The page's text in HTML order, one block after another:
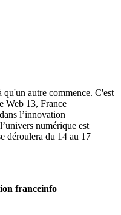
autre commence. C'est
Web 13, France
l’innovation
numérique est
déroulera du 14 au 17
franceinfo